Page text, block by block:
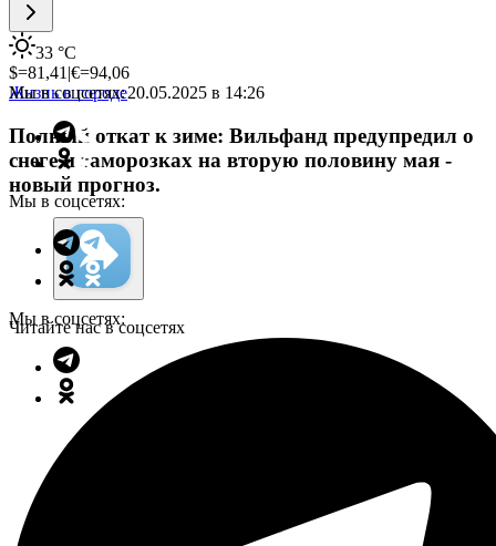
33 °C
$=81,41 |€=94,06
Мы в соцсетях:
Мы в соцсетях:
Мы в соцсетях:
Жизнь в городе20.05.2025 в 14:26
Полный откат к зиме: Вильфанд предупредил о
снеге и заморозках на вторую половину мая -
новый прогноз.
Читайте нас в соцсетях